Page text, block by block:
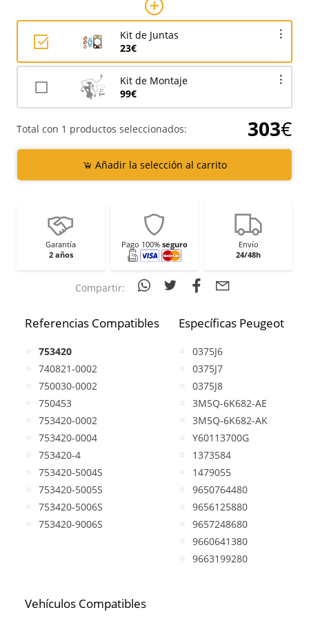
Kit de Juntas
23€
Kit de Montaje
99€
Total con 1 productos seleccionados: 303€
Añadir la selección al carrito
Garantía
2 años
Pago 100% seguro
Envío
24/48h
Compartir:
Referencias Compatibles
753420
740821-0002
750030-0002
750453
753420-0002
753420-0004
753420-4
753420-5004S
753420-5005S
753420-5006S
753420-9006S
Específicas Peugeot
0375J6
0375J7
0375J8
3M5Q-6K682-AE
3M5Q-6K682-AK
Y60113700G
1373584
1479055
9650764480
9656125880
9657248680
9660641380
9663199280
Vehículos Compatibles